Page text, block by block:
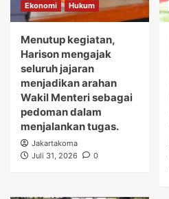
Ekonomi Hukum
Menutup kegiatan,
Harison mengajak
seluruh jajaran
menjadikan arahan
Wakil Menteri sebagai
pedoman dalam
menjalankan tugas.
Jakartakoma
Juli 31, 2026
0